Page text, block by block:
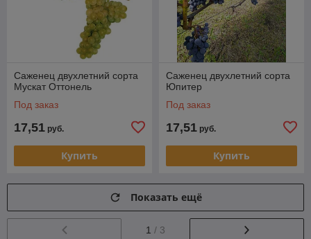
Саженец двухлетний сорта
Мускат Оттонель
Под заказ
17,51 руб.
Купить
Саженец двухлетний сорта
Юпитер
Под заказ
17,51 руб.
Купить
Показать ещё
1 / 3